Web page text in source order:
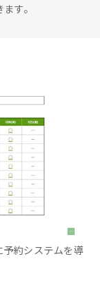
す。
約システムを導